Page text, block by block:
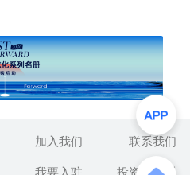
加入我们
联系我们
我要入驻 投资者关系